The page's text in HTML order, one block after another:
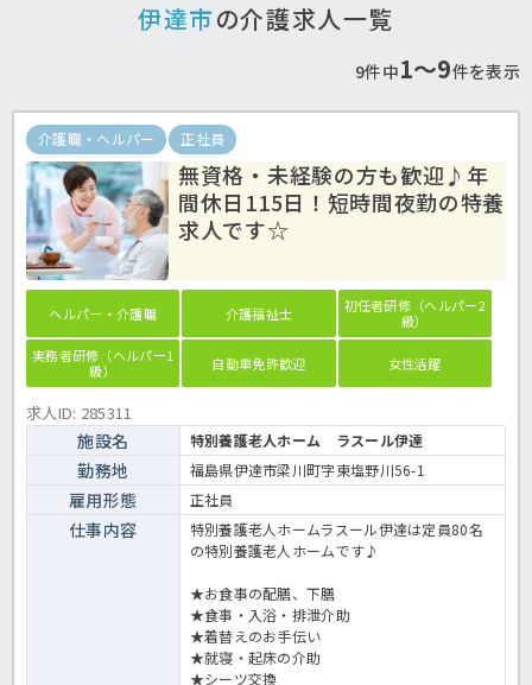
伊達市の介護求人一覧
9件中1〜9件を表示
介護職・ヘルパー 正社員
無資格・未経験の方も歓迎♪年
間休日115日！短時間夜勤の特養
求人です☆
ヘルパー・介護職 介護福祉士
初任者研修（ヘルパー2
級）
実務者研修（ヘルパー1
級）
自動車免許歓迎 女性活躍
求人ID: 285311
施設名 特別養護老人ホーム ラスール伊達
勤務地 福島県伊達市梁川町字東塩野川56-1
雇用形態 正社員
仕事内容
特別養護老人ホームラスール伊達は定員80名
の特別養護老人ホームです♪
★お食事の配膳、下膳
★食事・入浴・排泄介助
★着替えのお手伝い
★就寝・起床の介助
★シーツ交換